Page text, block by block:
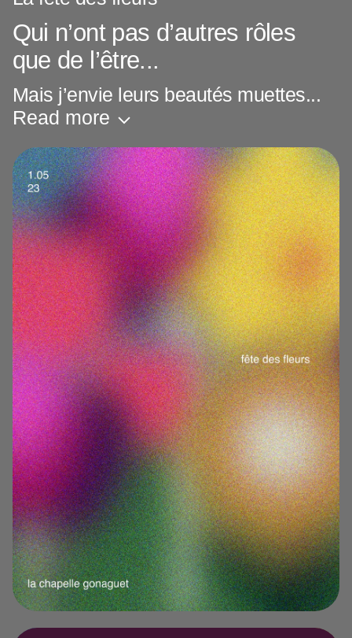
Qui n’ont pas d’autres rôles
que de l’être...
Mais j’envie leurs beautés muettes...